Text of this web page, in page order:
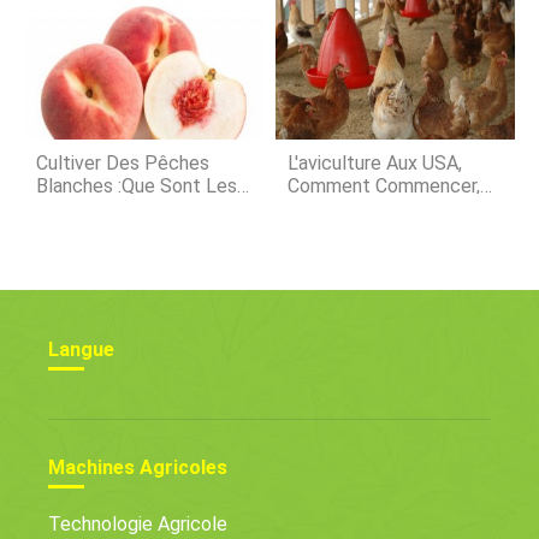
Pour Les Poivrons
Cultiver Des Pêches
Blanches :que Sont Les
L'aviculture Aux USA,
Comment Commencer,
Langue
Machines Agricoles
Technologie Agricole